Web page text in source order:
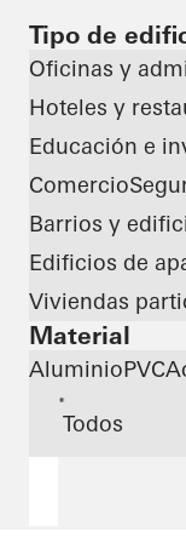
Tipo de
Oficinas y
Hoteles y
Educación e
Comercio
Barrios y
Edificios de
Viviendas
Material
AluminioPVC
*